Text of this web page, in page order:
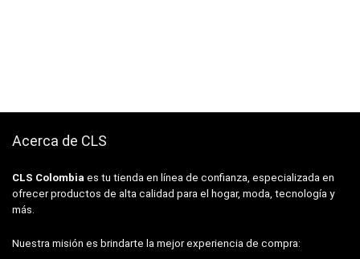
Acerca de CLS
CLS Colombia es tu tienda en línea de confianza, especializada en
ofrecer productos de alta calidad para el hogar, moda, tecnología y
más.
Nuestra misión es brindarte la mejor experiencia de compra: